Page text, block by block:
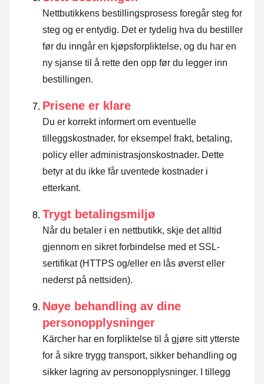
Nettbutikkens bestillingsprosess foregår steg for
steg og er entydig. Det er tydelig hva du bestiller
før du inngår en kjøpsforpliktelse, og du har en
ny sjanse til å rette den opp før du legger inn
bestillingen.
Prisene er klare
Du er korrekt informert om eventuelle
tilleggskostnader, for eksempel frakt, betaling,
policy eller administrasjonskostnader. Dette
betyr at du ikke får uventede kostnader i
etterkant.
Trygt betalingsmiljø
Når du betaler i en nettbutikk, skje det alltid
gjennom en sikret forbindelse med et SSL-
sertifikat (HTTPS og/eller en lås øverst eller
nederst på nettsiden).
Nøye behandling av dine
personopplysninger
Kärcher har en forpliktelse til å gjøre sitt ytterste
for å sikre trygg transport, sikker behandling og
sikker lagring av personopplysninger. I tillegg